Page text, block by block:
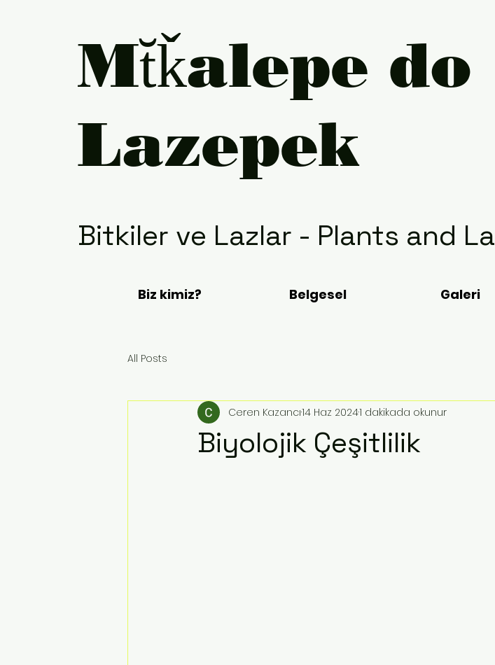
Mt̆ǩalepe do
Lazepek
Bitkiler ve Lazlar - Plants and
Biz kimiz? Belgesel Galeri
All Posts
Biyolojik Çeşitlilik
Ceren Kazancı14 Haz 20241 dakikada okunur